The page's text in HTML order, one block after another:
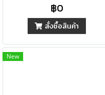
฿0
สั่งซื้อสินค้า
New